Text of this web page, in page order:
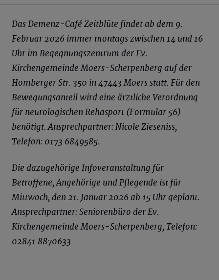
Das Demenz-Café Zeitblüte findet ab dem 9.
Februar 2026 immer montags zwischen 14 und 16
Uhr im Begegnungszentrum der Ev.
Kirchengemeinde Moers-Scherpenberg auf der
Homberger Str. 350 in 47443 Moers statt. Für den
Bewegungsanteil wird eine ärztliche Verordnung
für neurologischen Rehasport (Formular 56)
benötigt. Ansprechpartner: Nicole Zieseniss,
Telefon: 0173 6849585.
Die dazugehörige Infoveranstaltung für
Betroffene, Angehörige und Pflegende ist für
Mittwoch, den 21. Januar 2026 ab 15 Uhr geplant.
Ansprechpartner: Seniorenbüro der Ev.
Kirchengemeinde Moers-Scherpenberg, Telefon:
02841 8870633